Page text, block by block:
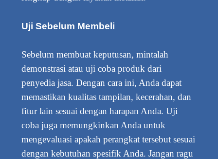
Uji Sebelum Membeli
Sebelum membuat keputusan, mintalah
demonstrasi atau uji coba produk dari
penyedia jasa. Dengan cara ini, Anda dapat
memastikan kualitas tampilan, kecerahan, dan
fitur lain sesuai dengan harapan Anda. Uji
coba juga memungkinkan Anda untuk
mengevaluasi apakah perangkat tersebut sesuai
dengan kebutuhan spesifik Anda. Jangan ragu